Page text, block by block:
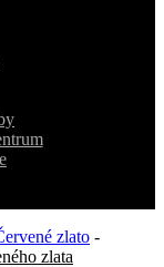
zlato -
zlata